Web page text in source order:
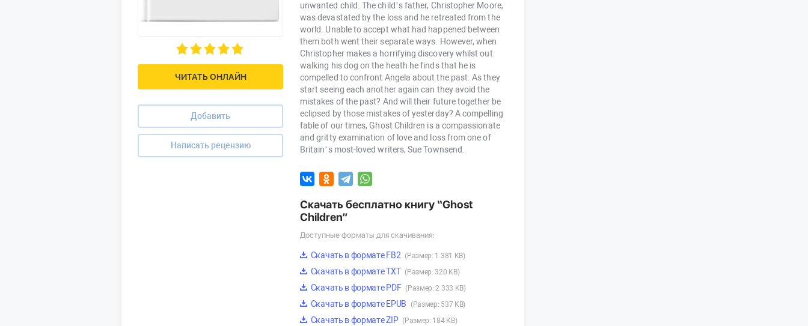
ЧИТАТЬ ОНЛАЙН
Добавить
Написать рецензию
unwanted child. The child’s father, Christopher Moore,
was devastated by the loss and he retreated from the
world. Unable to accept what had happened between
them both went their separate ways. However, when
Christopher makes a horrifying discovery whilst out
walking his dog on the heath he finds that he is
compelled to confront Angela about the past. As they
start seeing each another again can they avoid the
mistakes of the past? And will their future together be
eclipsed by those mistakes of yesterday? A compelling
fable of our times, Ghost Children is a compassionate
and gritty examination of love and loss from one of
Britain’s most-loved writers, Sue Townsend.
Скачать бесплатно книгу “Ghost
Children”
Доступные форматы для скачивания:
Скачать в формате FB2 (Размер: 1 381 KB)
Скачать в формате TXT (Размер: 320 KB)
Скачать в формате PDF (Размер: 2 333 KB)
Скачать в формате EPUB (Размер: 537 KB)
Скачать в формате ZIP (Размер: 184 KB)